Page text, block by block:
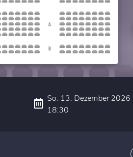
So. 13. Dezember
18:30